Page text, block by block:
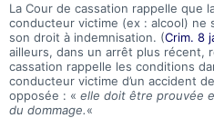
La Cour de cassation rappelle que
conducteur victime (ex : alcool) ne
son droit à indemnisation. (Crim. 8
ailleurs, dans un arrêt plus récent,
cassation rappelle les conditions
conducteur victime d’un accident
opposée : « elle doit être prouvée
du dommage.«